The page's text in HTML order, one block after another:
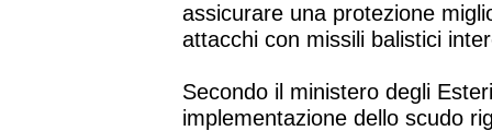
assicurare una protezione
attacchi con missili balistici
Secondo il ministero degli
implementazione dello scudo